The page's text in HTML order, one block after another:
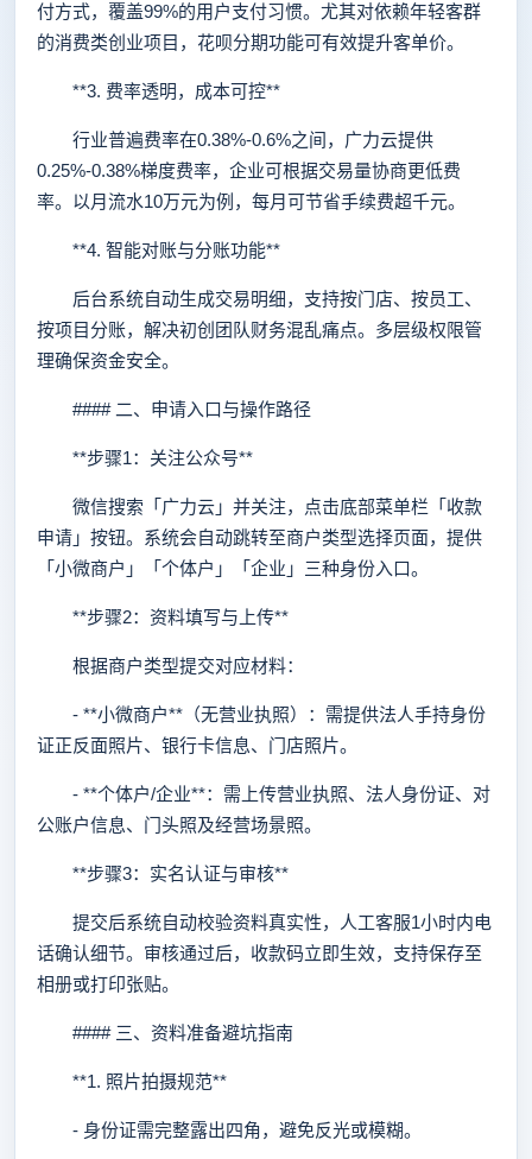
付方式，覆盖99%的用户支付习惯。尤其对依赖年轻客群
的消费类创业项目，花呗分期功能可有效提升客单价。
**3. 费率透明，成本可控**
行业普遍费率在0.38%-0.6%之间，广力云提供
0.25%-0.38%梯度费率，企业可根据交易量协商更低费
率。以月流水10万元为例，每月可节省手续费超千元。
**4. 智能对账与分账功能**
后台系统自动生成交易明细，支持按门店、按员工、
按项目分账，解决初创团队财务混乱痛点。多层级权限管
理确保资金安全。
#### 二、申请入口与操作路径
**步骤1：关注公众号**
微信搜索「广力云」并关注，点击底部菜单栏「收款
申请」按钮。系统会自动跳转至商户类型选择页面，提供
「小微商户」「个体户」「企业」三种身份入口。
**步骤2：资料填写与上传**
根据商户类型提交对应材料：
- **小微商户**（无营业执照）：需提供法人手持身份
证正反面照片、银行卡信息、门店照片。
- **个体户/企业**：需上传营业执照、法人身份证、对
公账户信息、门头照及经营场景照。
**步骤3：实名认证与审核**
提交后系统自动校验资料真实性，人工客服1小时内电
话确认细节。审核通过后，收款码立即生效，支持保存至
相册或打印张贴。
#### 三、资料准备避坑指南
**1. 照片拍摄规范**
- 身份证需完整露出四角，避免反光或模糊。